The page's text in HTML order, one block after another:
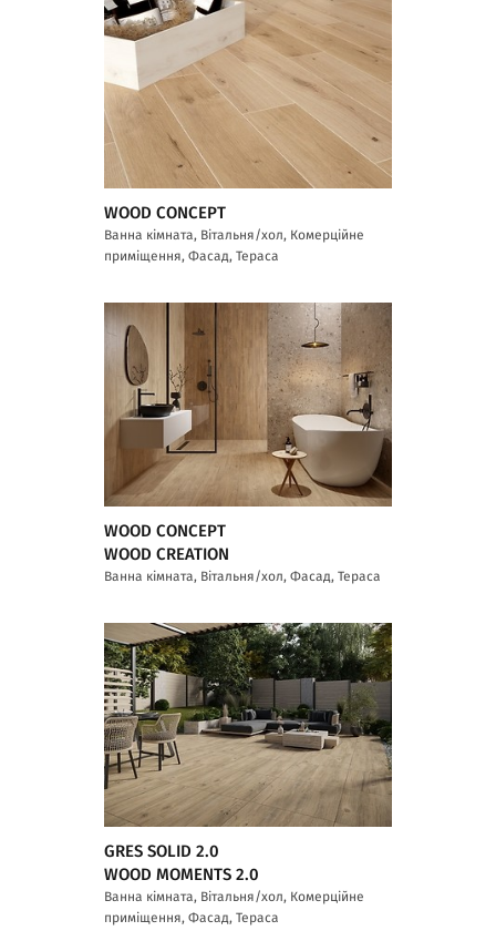
WOOD CONCEPT
Ванна кімната, Вітальня/хол, Комерційне
приміщення, Фасад, Тераса
WOOD CONCEPT
WOOD CREATION
Ванна кімната, Вітальня/хол, Фасад, Тераса
GRES SOLID 2.0
WOOD MOMENTS 2.0
Ванна кімната, Вітальня/хол, Комерційне
приміщення, Фасад, Тераса